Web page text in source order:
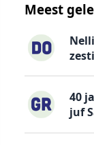
Meest
40
juf